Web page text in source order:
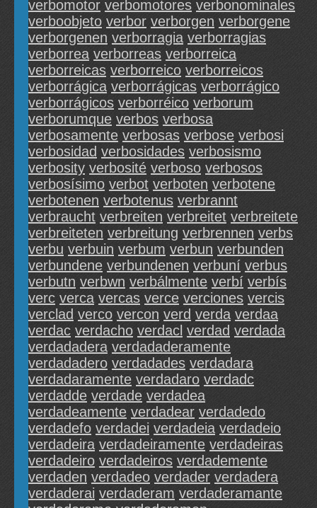
verbomotor verbomotores verbonominales
verboobjeto verbor verborgen verborgene
verborgenen verborragia verborragias
verborrea verborreas verborreica
verborreicas verborreico verborreicos
verborrágica verborrágicas verborrágico
verborrágicos verborréico verborum
verborumque verbos verbosa
verbosamente verbosas verbose verbosi
verbosidad verbosidades verbosismo
verbosity verbosité verboso verbosos
verbosísimo verbot verboten verbotene
verbotenen verbotenus verbrannt
verbraucht verbreiten verbreitet verbreitete
verbreiteten verbreitung verbrennen verbs
verbu verbuin verbum verbun verbunden
verbundene verbundenen verbuní verbus
verbutn verbwn verbálmente verbí verbís
verc verca vercas verce verciones vercis
verclad verco vercon verd verda verdaa
verdac verdacho verdacl verdad verdada
verdadadera verdadaderamente
verdadadero verdadades verdadara
verdadaramente verdadaro verdadc
verdadde verdade verdadea
verdadeamente verdadear verdadedo
verdadefo verdadei verdadeia verdadeio
verdadeira verdadeiramente verdadeiras
verdadeiro verdadeiros verdademente
verdaden verdadeo verdader verdadera
verdaderai verdaderam verdaderamante